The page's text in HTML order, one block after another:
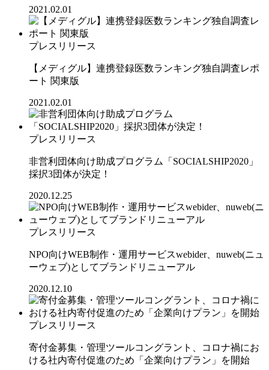
2021.02.01
プレスリリース
【メディグル】連携登録医数ランキング独⾃調査レポ
ート 関東版
2021.02.01
プレスリリース
非営利団体向け助成プログラム「SOCIALSHIP2020」
採択3団体が決定！
2020.12.25
プレスリリース
NPO向けWEB制作・運用サービスwebider、nuweb(ニュ
ーウェブ)としてブランドリニューアル
2020.12.10
プレスリリース
寄付金募集・管理ツールコングラント、コロナ禍にお
ける社内寄付促進のため「企業向けプラン」を開始